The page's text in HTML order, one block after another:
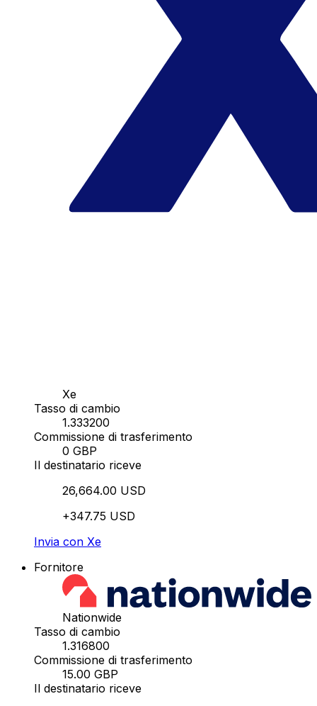
Xe
Tasso di cambio
1.333200
Commissione di trasferimento
0 GBP
Il destinatario riceve
26,664.00 USD
+347.75 USD
Invia con Xe
Fornitore
Nationwide
Tasso di cambio
1.316800
Commissione di trasferimento
15.00 GBP
Il destinatario riceve